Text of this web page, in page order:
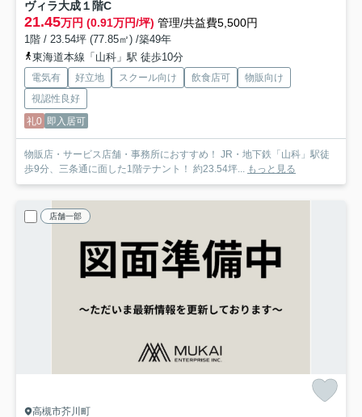
ヴィラ大成１階C
21.45万円 (0.91万円/坪) 管理/共益費5,500円
1階 / 23.54坪 (77.85㎡) /築49年
東海道本線「山科」駅 徒歩10分
電気有 好立地 スクール向け 飲食店可
物販向け
視認性良好
礼0 即入居可
物販店・サービス店舗・事務所におすすめ！ JR・地下鉄「山科」駅徒
歩9分、三条通に面した1階テナント！ 約23.54坪... もっと見る
店舗一部
高槻市芥川町